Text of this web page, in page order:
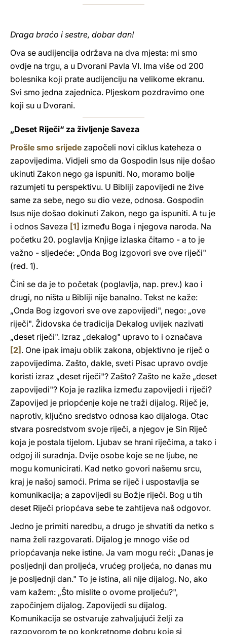
Draga braćo i sestre, dobar dan!
Ova se audijencija održava na dva mjesta: mi smo
ovdje na trgu, a u Dvorani Pavla VI. Ima više od 200
bolesnika koji prate audijenciju na velikome ekranu.
Svi smo jedna zajednica. Pljeskom pozdravimo one
koji su u Dvorani.
„Deset Riječi“ za življenje Saveza
Prošle smo srijede započeli novi ciklus kateheza o
zapovijedima. Vidjeli smo da Gospodin Isus nije došao
ukinuti Zakon nego ga ispuniti. No, moramo bolje
razumjeti tu perspektivu. U Bibliji zapovijedi ne žive
same za sebe, nego su dio veze, odnosa. Gospodin
Isus nije došao dokinuti Zakon, nego ga ispuniti. A tu je
i odnos Saveza [1] između Boga i njegova naroda. Na
početku 20. poglavlja Knjige izlaska čitamo - a to je
važno - sljedeće: „Onda Bog izgovori sve ove riječi"
(red. 1).
Čini se da je to početak (poglavlja, nap. prev.) kao i
drugi, no ništa u Bibliji nije banalno. Tekst ne kaže:
„Onda Bog izgovori sve ove zapovijedi", nego: „ove
riječi". Židovska će tradicija Dekalog uvijek nazivati
„deset riječi". Izraz „dekalog" upravo to i označava
[2] . One ipak imaju oblik zakona, objektivno je riječ o
zapovijedima. Zašto, dakle, sveti Pisac upravo ovdje
koristi izraz „deset riječi"? Zašto? Zašto ne kaže „deset
zapovijedi"? Koja je razlika između zapovijedi i riječi?
Zapovijed je priopćenje koje ne traži dijalog. Riječ je,
naprotiv, ključno sredstvo odnosa kao dijaloga. Otac
stvara posredstvom svoje riječi, a njegov je Sin Riječ
koja je postala tijelom. Ljubav se hrani riječima, a tako i
odgoj ili suradnja. Dvije osobe koje se ne ljube, ne
mogu komunicirati. Kad netko govori našemu srcu,
kraj je našoj samoći. Prima se riječ i uspostavlja se
komunikacija; a zapovijedi su Božje riječi. Bog u tih
deset Riječi priopćava sebe te zahtijeva naš odgovor.
Jedno je primiti naredbu, a drugo je shvatiti da netko s
nama želi razgovarati. Dijalog je mnogo više od
priopćavanja neke istine. Ja vam mogu reći: „Danas je
posljednji dan proljeća, vrućeg proljeća, no danas mu
je posljednji dan." To je istina, ali nije dijalog. No, ako
vam kažem: „Što mislite o ovome proljeću?",
započinjem dijalog. Zapovijedi su dijalog.
Komunikacija se ostvaruje zahvaljujući želji za
razgovorom te po konkretnome dobru koje si